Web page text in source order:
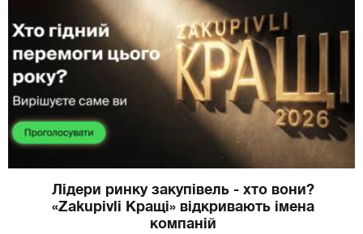
Лідери ринку закупівель - хто вони?
«Zakupivli Кращі» відкривають імена
компаній